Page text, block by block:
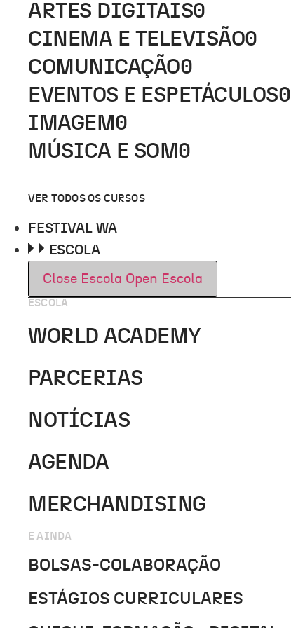
ARTES DIGITAIS0
CINEMA E TELEVISÃO0
COMUNICAÇÃO0
EVENTOS E ESPETÁCULOS0
IMAGEM 0
MÚSICA E SOM 0
VER TODOS OS CURSOS
FESTIVAL WA
ESCOLA
Close Escola Open Escola
ESCOLA
WORLD ACADEMY
PARCERIAS
NOTÍCIAS
AGENDA
MERCHANDISING
E AINDA
BOLSAS-COLABORAÇÃO
ESTÁGIOS CURRICULARES